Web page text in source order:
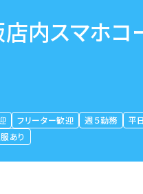
内スマホ
フリーター歓迎 週５勤務 平
あり